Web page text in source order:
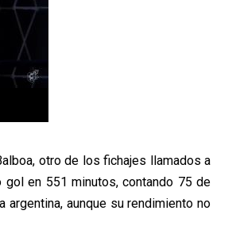
otro de los fichajes llamados a
en 551 minutos, contando 75 de
aunque su rendimiento no